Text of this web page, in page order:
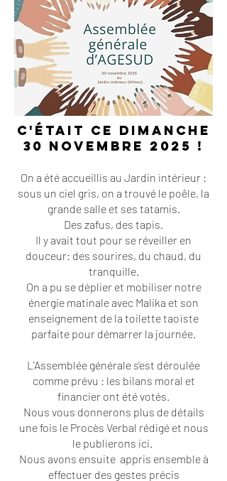
C'était ce dimanche
30 novembre 2025 !
On a été accueillis au Jardin intérieur :
sous un ciel gris, on a trouvé le poêle, la
grande salle et ses tatamis.
Des zafus, des tapis.
Il y avait tout pour se réveiller en
douceur: des sourires, du chaud, du
tranquille.
On a pu se déplier et mobiliser notre
énergie matinale avec Malika et son
enseignement de la toilette taoïste
parfaite pour démarrer la journée.
L'Assemblée générale s'est déroulée
comme prévu : les bilans moral et
financier ont été votés.
Nous vous donnerons plus de détails
une fois le Procès Verbal rédigé et nous
le publierons ici.
Nous avons ensuite appris ensemble à
effectuer des gestes précis